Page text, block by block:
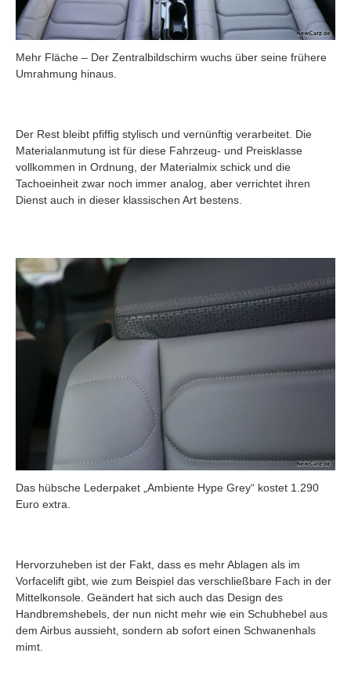
Mehr Fläche – Der Zentralbildschirm wuchs über seine frühere
Umrahmung hinaus.
Der Rest bleibt pfiffig stylisch und vernünftig verarbeitet. Die
Materialanmutung ist für diese Fahrzeug- und Preisklasse
vollkommen in Ordnung, der Materialmix schick und die
Tachoeinheit zwar noch immer analog, aber verrichtet ihren
Dienst auch in dieser klassischen Art bestens.
Das hübsche Lederpaket „Ambiente Hype Grey“ kostet 1.290
Euro extra.
Hervorzuheben ist der Fakt, dass es mehr Ablagen als im
Vorfacelift gibt, wie zum Beispiel das verschließbare Fach in der
Mittelkonsole. Geändert hat sich auch das Design des
Handbremshebels, der nun nicht mehr wie ein Schubhebel aus
dem Airbus aussieht, sondern ab sofort einen Schwanenhals
mimt.